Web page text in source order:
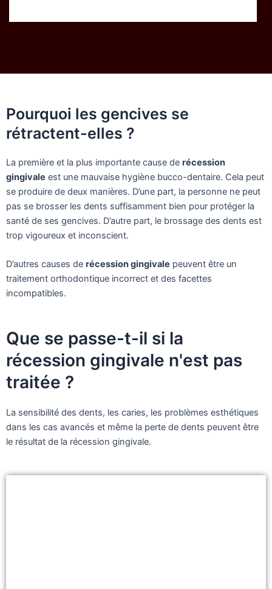
Pourquoi les gencives se
rétractent-elles ?
La première et la plus importante cause de récession
gingivale est une mauvaise hygiène bucco-dentaire. Cela peut
se produire de deux manières. D’une part, la personne ne peut
pas se brosser les dents suffisamment bien pour protéger la
santé de ses gencives. D’autre part, le brossage des dents est
trop vigoureux et inconscient.
D’autres causes de récession gingivale peuvent être un
traitement orthodontique incorrect et des facettes
incompatibles.
Que se passe-t-il si la
récession gingivale n'est pas
traitée ?
La sensibilité des dents, les caries, les problèmes esthétiques
dans les cas avancés et même la perte de dents peuvent être
le résultat de la récession gingivale.